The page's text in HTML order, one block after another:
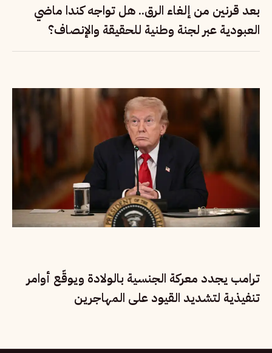
بعد قرنين من إلغاء الرق.. هل تواجه كندا ماضي
العبودية عبر لجنة وطنية للحقيقة والإنصاف؟
ترامب يجدد معركة الجنسية بالولادة ويوقّع أوامر
تنفيذية لتشديد القيود على المهاجرين